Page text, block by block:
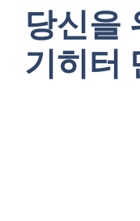
당신을
기히터